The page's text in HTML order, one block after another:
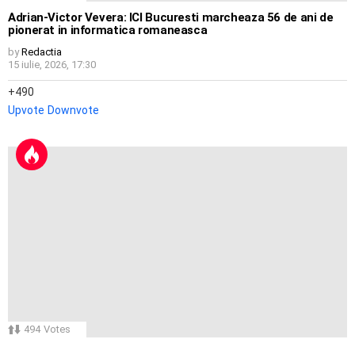
Adrian-Victor Vevera: ICI Bucuresti marcheaza 56 de ani de
pionerat in informatica romaneasca
by Redactia
15 iulie, 2026, 17:30
490
Upvote Downvote
494 Votes